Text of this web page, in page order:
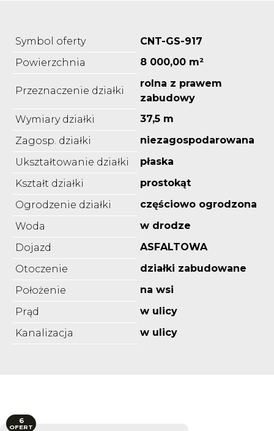
Symbol oferty
CNT-GS-917
Powierzchnia
8 000,00 m²
Przeznaczenie działki
rolna z prawem
zabudowy
Wymiary działki
37,5 m
Zagosp. działki
niezagospodarowana
Ukształtowanie działki
płaska
Kształt działki
prostokąt
Ogrodzenie działki
częściowo ogrodzona
Woda
w drodze
Dojazd
ASFALTOWA
Otoczenie
działki zabudowane
Położenie
na wsi
Prąd
w ulicy
Kanalizacja
w ulicy
6
OFERT